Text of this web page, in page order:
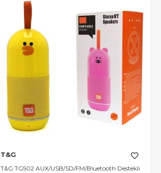
T&G
T&G TG502 AUX/USB/SD/FM/Bluetooth Destekli